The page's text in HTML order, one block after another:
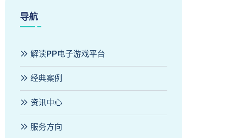
导航
解读PP电子游戏平台
经典案例
资讯中心
服务方向